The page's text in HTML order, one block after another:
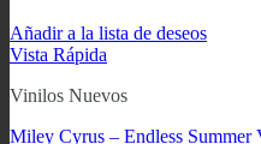
Añadir a la lista de deseos
Vista Rápida
Vinilos Nuevos
Miley Cyrus – Endless Summer